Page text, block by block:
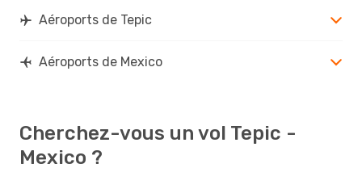
Aéroports de Tepic
Aéroports de Mexico
Cherchez-vous un vol Tepic -
Mexico ?